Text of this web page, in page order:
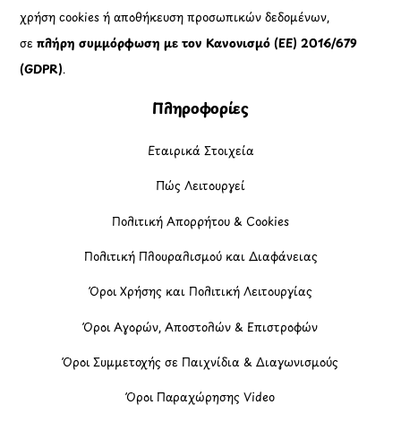
χρήση cookies ή αποθήκευση προσωπικών δεδομένων,
σεπλήρη συμμόρφωση με τον Κανονισμό (ΕΕ) 2016/679
(GDPR).
Πληροφορίες
Εταιρικά Στοιχεία
Πώς Λειτουργεί
Πολιτική Απορρήτου & Cookies
Πολιτική Πλουραλισμού και Διαφάνειας
Όροι Χρήσης και Πολιτική Λειτουργίας
Όροι Αγορών, Αποστολών & Επιστροφών
Όροι Συμμετοχής σε Παιχνίδια & Διαγωνισμούς
Όροι Παραχώρησης Video